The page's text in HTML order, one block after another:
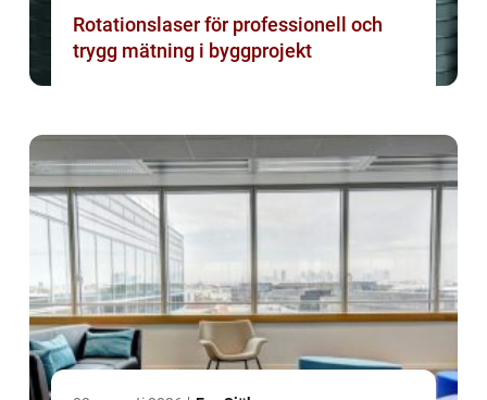
Rotationslaser för professionell och
trygg mätning i byggprojekt